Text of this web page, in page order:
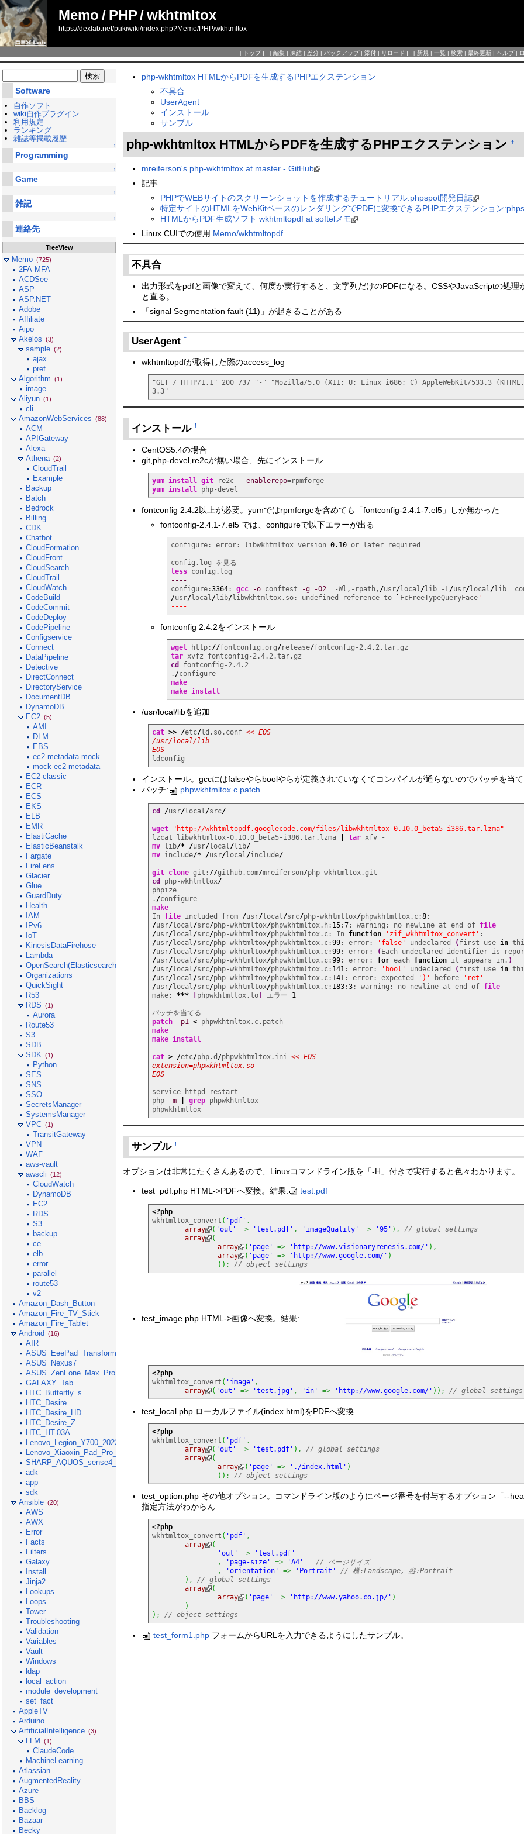
Memo / PHP/wkhtmltox
https://dexlab.net/pukiwiki/index.php?Memo/PHP/wkhtmltox
[ トップ] [ 編集 | 凍結 | 差分 | バックアップ| 添付 | リロード ] [ 新規 | 一覧 | 検索 | 最終更新 | ヘルプ|
php-wkhtmltox HTMLからPDFを生成するPHPエクステンション
不具合
UserAgent
インストール
サンプル
php-wkhtmltox HTMLからPDFを生成するPHPエクステンション†
mreiferson's php-wkhtmltox at master - GitHub
記事
PHPでWEBサイトのスクリーンショットを作成するチュートリアル:phpspot開発日誌
特定サイトのHTMLをWebKitベースのレンダリングでPDFに変換できるPHPエクステンション
HTMLからPDF生成ソフト wkhtmltopdf at softelメモ
Linux CUIでの使用 Memo/wkhtmltopdf
不具合 †
出力形式をpdfと画像で変えて、何度か実行すると、文字列だけのPDFになる。CSSやJavaScriptの処
と直る。
「signal Segmentation fault (11)」が起きることがある
UserAgent †
wkhtmltopdfが取得した際のaccess_log
"GET / HTTP/1.1" 200 737 "-" "Mozilla/5.0 (X11; U; Linux i686; C) AppleWebKit/533.3
3.3"
インストール †
CentOS5.4の場合
git,php-devel,re2cが無い場合、先にインストール
yum install git re2c --enablerepo
yum install
php-devel
fontconfig 2.4.2以上が必要。yumではrpmforgeを含めても「fontconfig-2.4.1-7.el5」しか無かった
fontconfig-2.4.1-7.el5 では、configureで以下エラーが出る
configure: error: libwkhtmltox version 0.10 or later required
less
----
configure:3364 : gcc -o conftest -g -O2
  -Wl,-rpath,
/usr/local /lib -L /usr/local /lib
/usr/local /lib/libwkhtmltox.so: undefined reference to ` FcFreeTypeQueryFace '
----
fontconfig 2.4.2をインストール
wget http: //fontconfig.org/release/
tar
cd
fontconfig-2.4.2
. /
make
make install
/usr/local/libを追加
cat >> /etc/ld.so.conf << EOS
/usr/local/lib
EOS
ldconfig
インストール。gccにはfalseやらboolやらが定義されていなくてコンパイルが通らないのでパッチを当
パッチ:
phpwkhtmltox.c.patch
cd /usr/local/src/
wget
"http://wkhtmltopdf.googlecode.com/files/libwkhtmltox-0.10.0_beta5-i386.tar.lzma"
lzcat libwkhtmltox-0.10.0_beta5-i386.tar.lzma
tar
mv lib/* /usr/local/lib/
mv include/* /usr/local/include/
git clone git: //github.com/mreiferson/
cd
php-wkhtmltox/
phpize
. /
make
In file included from /usr/local/src/php-wkhtmltox/phpwkhtmltox.c:8
/usr/local/src/php-wkhtmltox/phpwkhtmltox.h: 15 :7 : warning: no newline at end of file
/usr/local/src/php-wkhtmltox/phpwkhtmltox.c: In function 'zif_wkhtmltox_convert'
/usr/local/src/php-wkhtmltox/phpwkhtmltox.c:99 : error: 'false' undeclared ( first use in
/usr/local/src/php-wkhtmltox/phpwkhtmltox.c:99 : error:
(
/usr/local/src/php-wkhtmltox/phpwkhtmltox.c:99 : error: for each function it appears in. )
/usr/local/src/php-wkhtmltox/phpwkhtmltox.c: 141 : error: 'bool' undeclared ( first use in
/usr/local/src/php-wkhtmltox/phpwkhtmltox.c: 141 : error: expected ')' before
'ret'
/usr/local/src/php-wkhtmltox/phpwkhtmltox.c: 183 :3 : warning: no newline at end of file
make: *** phpwkhtmltox.lo エラー 1
patch
-p1 <
make
make install
cat > /etc/php.d /phpwkhtmltox.ini << EOS
extension=phpwkhtmltox.so
EOS
service httpd restart
php
-m grep phpwkhtmltox
phpwkhtmltox
サンプル †
オプションは非常にたくさんあるので、Linuxコマンドライン版を「-H」付きで実行すると色々わかります。
test_pdf.php HTML->PDFへ変換。結果: test.pdf
<?php
wkhtmltox_convert ( 'pdf' ,
array
( 'out' => 'test.pdf' , 'imageQuality' => '95' ) ,
// global settings
array
(
array
( 'page' => 'http://www.visionaryrenesis.com/' ) ,
array
( 'page' => 'http://www.google.com/' )
) ) ; // object settings
test_image.php HTML->画像へ変換。結果:
<?php
wkhtmltox_convert ( 'image' ,
array
( 'out' => 'test.jpg' , 'in' => 'http://www.google.com/' ) ) ; // global settings
test_local.php ローカルファイル(index.html)をPDFへ変換
<?php
wkhtmltox_convert ( 'pdf' ,
array
( 'out' => 'test.pdf' ) ,
// global settings
array
(
array
( 'page' => './index.html' )
) ) ; // object settings
test_option.php その他オプション。コマンドライン版のようにページ番号を付与するオプション「--
指定方法がわからん
<?php
wkhtmltox_convert ( 'pdf' ,
array
(
'out'
=>
'test.pdf'
,
'page-size' => 'A4'
// ページサイズ
,
'orientation' => 'Portrait'
// 横:Landscape, 縦:Portrait
) ,
// global settings
array
(
array
( 'page' => 'http://www.yahoo.co.jp/' )
)
) ; // object settings
test_form1.phpフォームからURLを入力できるようにしたサンプル。
Software
自作ソフト
wiki自作プラグイン
利用規定
ランキング
雑誌等掲載履歴
↑
Programming
↑
Game
↑
雑記
↑
連絡先
TreeView
Memo (725)
2FA-MFA
ACDSee
ASP
ASP.NET
Adobe
Affiliate
Aipo
Akelos (3)
sample (2)
ajax
pref
Algorithm (1)
image
Aliyun (1)
cli
AmazonWebServices (88)
ACM
APIGateway
Alexa
Athena (2)
CloudTrail
Example
Backup
Batch
Bedrock
Billing
CDK
Chatbot
CloudFormation
CloudFront
CloudSearch
CloudTrail
CloudWatch
CodeBuild
CodeCommit
CodeDeploy
CodePipeline
Configservice
Connect
DataPipeline
Detective
DirectConnect
DirectoryService
DocumentDB
DynamoDB
EC2 (5)
AMI
DLM
EBS
ec2-metadata-mock
mock-ec2-metadata
EC2-classic
ECR
ECS
EKS
ELB
EMR
ElastiCache
ElasticBeanstalk
Fargate
FireLens
Glacier
Glue
GuardDuty
Health
IAM
IPv6
IoT
KinesisDataFirehose
Lambda
OpenSearch(Elasticsearch)
Organizations
QuickSight
R53
RDS (1)
Aurora
Route53
S3
SDB
SDK (1)
Python
SES
SNS
SSO
SecretsManager
SystemsManager
VPC (1)
TransitGateway
VPN
WAF
aws-vault
awscli (12)
CloudWatch
DynamoDB
EC2
RDS
S3
backup
ce
elb
error
parallel
route53
v2
Amazon_Dash_Button
Amazon_Fire_TV_Stick
Amazon_Fire_Tablet
Android (16)
AIR
ASUS_EeePad_Transformer
ASUS_Nexus7
ASUS_ZenFone_Max_Pro_M1
GALAXY_Tab
HTC_Butterfly_s
HTC_Desire
HTC_Desire_HD
HTC_Desire_Z
HTC_HT-03A
Lenovo_Legion_Y700_2023
Lenovo_Xiaoxin_Pad_Pro_GT_2025
SHARP_AQUOS_sense4_lite
adk
app
sdk
Ansible (20)
AWS
AWX
Error
Facts
Filters
Galaxy
Install
Jinja2
Lookups
Loops
Tower
Troubleshooting
Validation
Variables
Vault
Windows
ldap
local_action
module_development
set_fact
AppleTV
Arduino
ArtificialIntelligence (3)
LLM (1)
ClaudeCode
MachineLearning
Atlassian
AugmentedReality
Azure
BBS
Backlog
Bazaar
Becky